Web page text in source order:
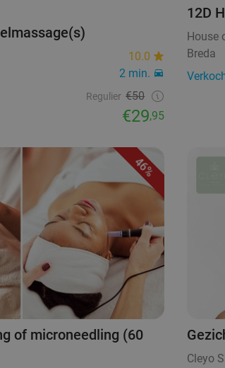
10.0
2 min.
Regulier €50
€29,95
12D
House
Breda
46%
of microneedling (60
Cleyo